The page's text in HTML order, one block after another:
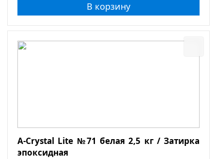
В корзину
A-Crystal Lite №71 белая 2,5 кг / Затирка
эпоксидная